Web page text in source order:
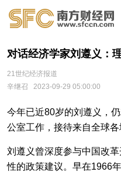
对话经济学家刘遵义：
21世纪经济报道
辛继召
2023-09-29 05:00:00
今年已近80岁的刘遵义，
公室工作，接待来自全球各
刘遵义曾深度参与中国改
性的政策建议。早在1966